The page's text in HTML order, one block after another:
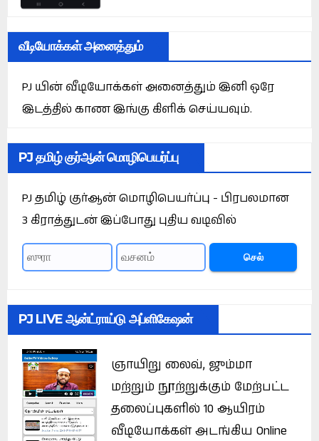
வீடியோக்கள் அனைத்தும்
PJ யின் வீடியோக்கள் அனைத்தும் இனி ஒரே
இடத்தில் காண இங்கு கிளிக் செய்யவும்.
PJ தமிழ் குர்ஆன் மொழிபெயர்ப்பு
PJ தமிழ் குர்ஆன் மொழிபெயர்ப்பு - பிரபலமான
3 கிராத்துடன் இப்போது புதிய வடிவில்
செல்
PJ LIVE ஆன்ட்ராய்டு அப்ளிகேஷன்
ஞாயிறு லைவ், ஜும்மா
மற்றும் நூற்றுக்கும் மேற்பட்ட
தலைப்புகளில் 10 ஆயிரம்
வீடியோக்கள் அடங்கிய Online